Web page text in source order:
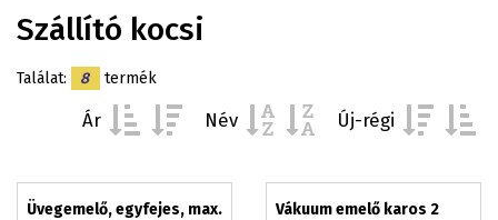
Szállító kocsi
Találat: 8 termék
Ár Név Új-régi
Üvegemelő, egyfejes, max.
Vákuum emelő karos 2